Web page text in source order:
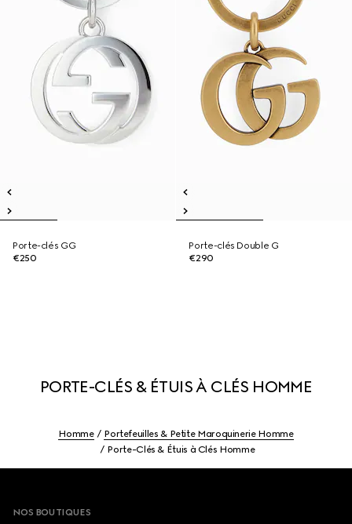
Porte-clés GG
€250
Porte-clés Double G
€290
PORTE-CLÉS & ÉTUIS À CLÉS HOMME
Homme
Portefeuilles & Petite Maroquinerie Homme
Porte-Clés & Étuis à Clés Homme
NOS BOUTIQUES